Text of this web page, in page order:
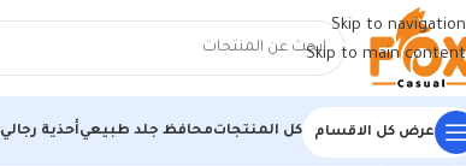
Skip to navigation
Skip to main content
عرض كل الاقسام كل المنتجاتمحافظ جلد طبيعيأحذية رجالي
الرئيسية/أحذية رجالي